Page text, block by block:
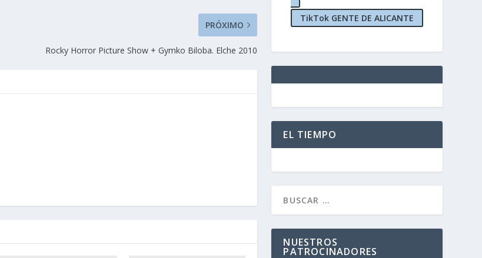
PRÓXIMO
Rocky Horror Picture Show + Gymko Biloba. Elche 2010
TikTok GENTE DE ALICANTE
EL TIEMPO
NUESTROS
PATROCINADORES